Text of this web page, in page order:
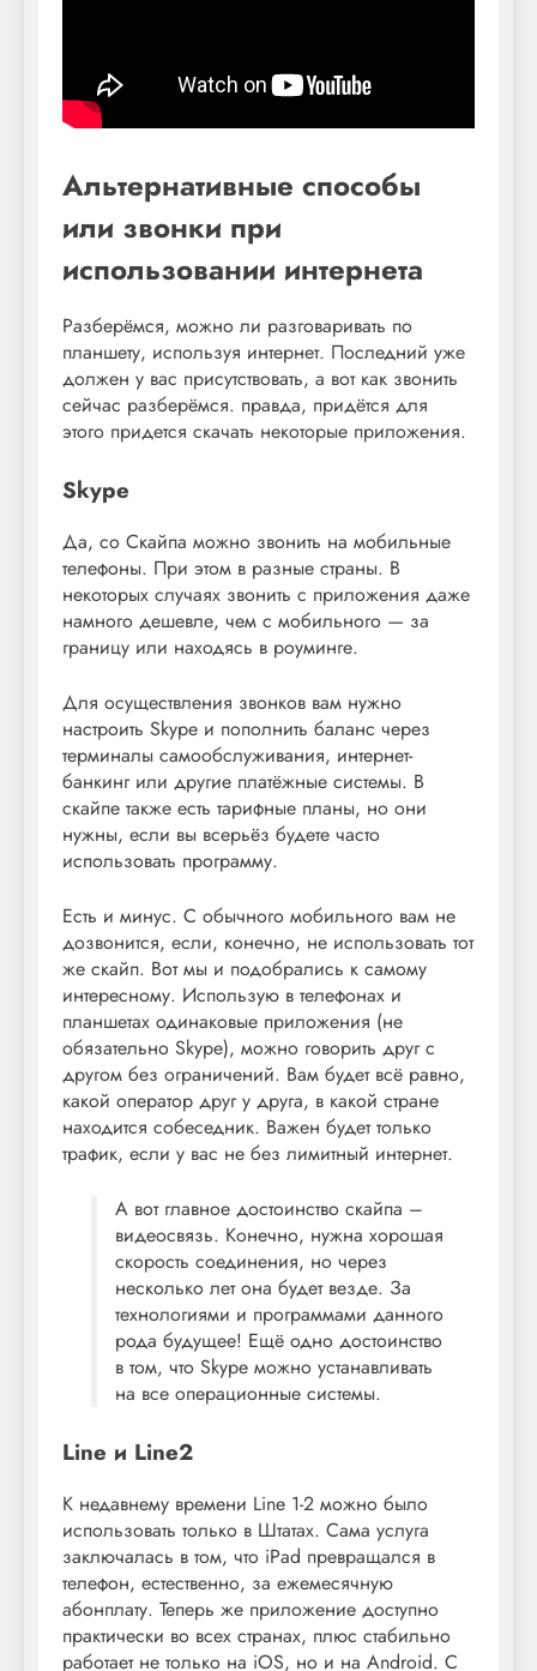
Альтернативные способы
или звонки при
использовании интернета
Разберёмся, можно ли разговаривать по
планшету, используя интернет. Последний уже
должен у вас присутствовать, а вот как звонить
сейчас разберёмся. правда, придётся для
этого придется скачать некоторые приложения.
Skype
Да, со Скайпа можно звонить на мобильные
телефоны. При этом в разные страны. В
некоторых случаях звонить с приложения даже
намного дешевле, чем с мобильного — за
границу или находясь в роуминге.
Для осуществления звонков вам нужно
настроить Skype и пополнить баланс через
терминалы самообслуживания, интернет-
банкинг или другие платёжные системы. В
скайпе также есть тарифные планы, но они
нужны, если вы всерьёз будете часто
использовать программу.
Есть и минус. С обычного мобильного вам не
дозвонится, если, конечно, не использовать тот
же скайп. Вот мы и подобрались к самому
интересному. Использую в телефонах и
планшетах одинаковые приложения (не
обязательно Skype), можно говорить друг с
другом без ограничений. Вам будет всё равно,
какой оператор друг у друга, в какой стране
находится собеседник. Важен будет только
трафик, если у вас не без лимитный интернет.
А вот главное достоинство скайпа –
видеосвязь. Конечно, нужна хорошая
скорость соединения, но через
несколько лет она будет везде. За
технологиями и программами данного
рода будущее! Ещё одно достоинство
в том, что Skype можно устанавливать
на все операционные системы.
Line и Line2
К недавнему времени Line 1-2 можно было
использовать только в Штатах. Сама услуга
заключалась в том, что iPad превращался в
телефон, естественно, за ежемесячную
абонплату. Теперь же приложение доступно
практически во всех странах, плюс стабильно
работает не только на iOS, но и на Android. C